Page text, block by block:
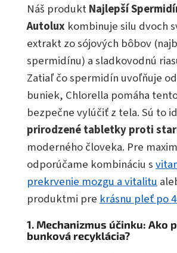
Náš produktNajlepší
Autolux kombinuje silu dvoch
extrakt zo sójových bôbov
spermidínu) a sladkovodnú
Zatiaľ čo spermidín uvoľňuje
buniek, Chlorella pomáha
bezpečne vylúčiť z tela. Sú to
prirodzené tabletky proti
moderného človeka. Pre
odporúčame kombináciu s
prekrvenie mozgu a vitalitu
produktmi pre krásnu pleť po
1. Mechanizmus účinku: Ako
bunková recyklácia?